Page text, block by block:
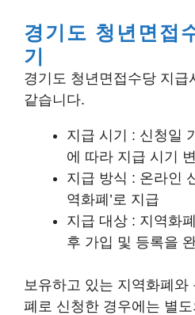
경기도 청년면접
기
경기도 청년면접수당 지급
같습니다.
지급 시기 : 신청일
에 따라 지급 시기
지급 방식 : 온라인
역화폐’로 지급
지급 대상 : 지역화
후 가입 및 등록을
보유하고 있는 지역화폐
폐로 신청한 경우에는 별